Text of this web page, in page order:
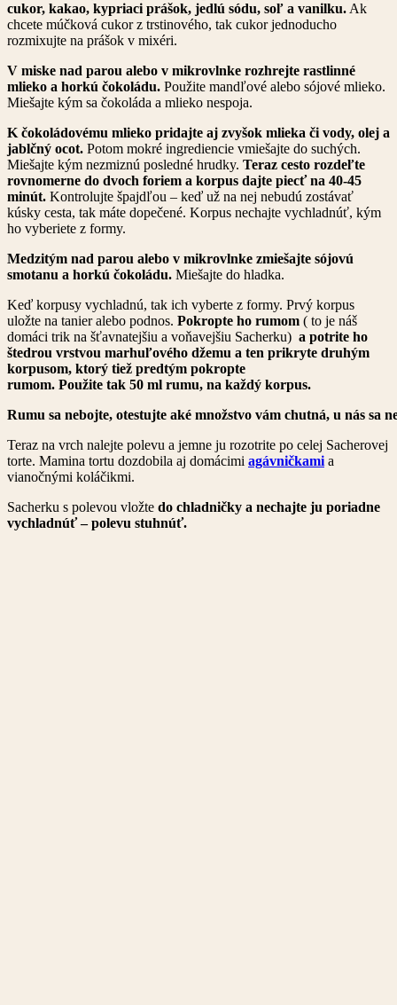
cukor, kakao, kypriaci prášok, jedlú sódu, soľ a vanilku. Ak
chcete múčková cukor z trstinového, tak cukor jednoducho
rozmixujte na prášok v mixéri.
V miske nad parou alebo v mikrovlnke rozhrejte rastlinné
mlieko a horkú čokoládu. Použite mandľové alebo sójové mlieko.
Miešajte kým sa čokoláda a mlieko nespoja.
K čokoládovému mlieko pridajte aj zvyšok mlieka či vody, olej a
jablčný ocot. Potom mokré ingrediencie vmiešajte do suchých.
Miešajte kým nezmiznú posledné hrudky. Teraz cesto rozdeľte
rovnomerne do dvoch foriem a korpus dajte piecť na 40-45
minút. Kontrolujte špajdľou – keď už na nej nebudú zostávať
kúsky cesta, tak máte dopečené. Korpus nechajte vychladnúť, kým
ho vyberiete z formy.
Medzitým nad parou alebo v mikrovlnke zmiešajte sójovú
smotanu a horkú čokoládu. Miešajte do hladka.
Keď korpusy vychladnú, tak ich vyberte z formy. Prvý korpus
uložte na tanier alebo podnos. Pokropte ho rumom ( to je náš
domáci trik na šťavnatejšiu a voňavejšiu Sacherku) a potrite ho
štedrou vrstvou marhuľového džemu a ten prikryte druhým
korpusom, ktorý tiež predtým pokropte
rumom. Použite tak 50 ml rumu, na každý korpus.
Rumu sa nebojte, otestujte aké množstvo vám chutná, u nás sa
Teraz na vrch nalejte polevu a jemne ju rozotrite po celej Sacherovej
torte. Mamina tortu dozdobila aj domácimi agávničkami a
vianočnými koláčikmi.
Sacherku s polevou vložte do chladničky a nechajte ju poriadne
vychladnúť – polevu stuhnúť.